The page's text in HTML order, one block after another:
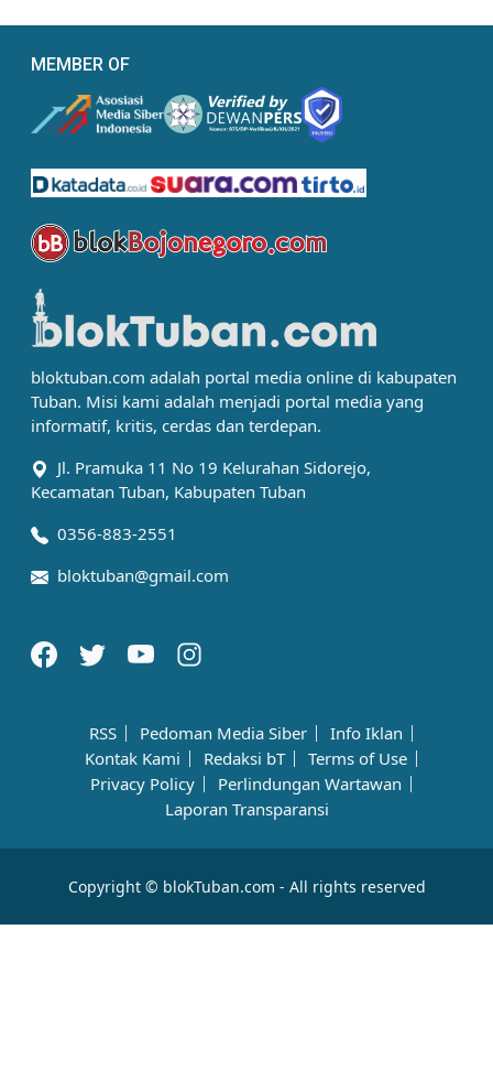
MEMBER OF
bloktuban.com adalah portal media online di kabupaten
Tuban. Misi kami adalah menjadi portal media yang
informatif, kritis, cerdas dan terdepan.
Jl. Pramuka 11 No 19 Kelurahan Sidorejo,
Kecamatan Tuban, Kabupaten Tuban
0356-883-2551
bloktuban@gmail.com
RSS Pedoman Media Siber
Info Iklan
Kontak Kami
Redaksi bT
Terms of Use
Privacy Policy
Perlindungan Wartawan
Laporan Transparansi
Copyright © blokTuban.com - All rights reserved